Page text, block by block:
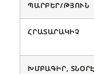
ՊԱՐԲԵՐ/ԹՅՈՒՆ
ՀՐԱՏԱՐԱԿԻՉ
ԽՄԲԱԳԻՐ,